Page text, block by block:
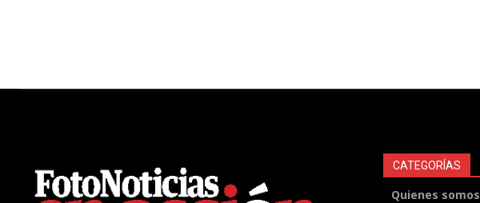
CATEGORÍAS
Quienes somos